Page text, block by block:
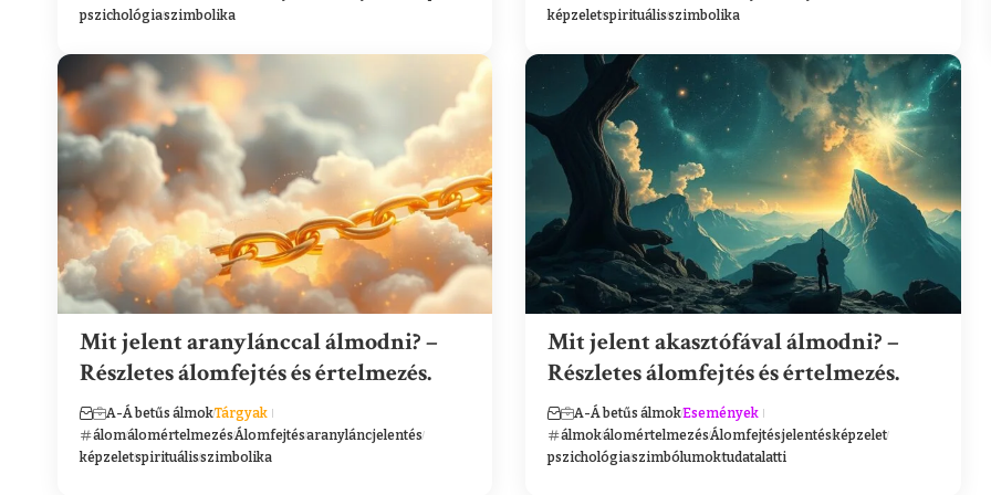
pszichológiaszimbolika
képzeletspirituálisszimbolika
Mit jelent aranylánccal álmodni? –
Részletes álomfejtés és értelmezés.
A-Á betűs álmokTárgyak
álomálomértelmezésÁlomfejtésaranyláncjelentés
képzeletspirituálisszimbolika
Mit jelent akasztófával álmodni? –
Részletes álomfejtés és értelmezés.
A-Á betűs álmokEsemények
álmokálomértelmezésÁlomfejtésjelentésképzelet
pszichológiaszimbólumoktudatalatti